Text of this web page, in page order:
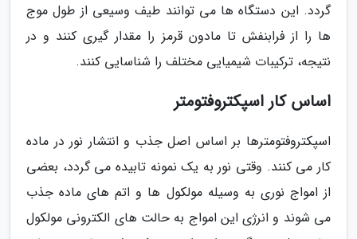
گردد. این دستگاه ها می توانند طیف وسیعی از طول موج
ها را از فرابنفش تا مادون قرمز را مقدار گیری کنند و در
نتیجه، ترکیبات شیمیایی مختلف را شناسایی کنند.
اساس کار اسپکتروفتومتر
اسپکتروفتومترها بر اساس اصل جذب و انتشار نور در ماده
کار می کنند. وقتی نور به یک نمونه تابیده می گردد، بعضی
از امواج نوری به وسیله مولکول ها و اتم های ماده جذب
می شوند و انرژی این امواج به حالت های الکترونی مولکول